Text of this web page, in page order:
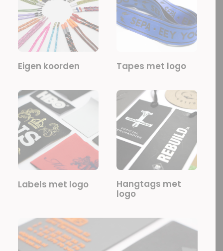
Eigen koorden Tapes met logo
Labels met logo
Hangtags met
logo